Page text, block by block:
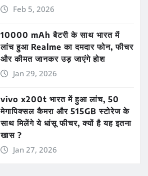
Feb 5, 2026
10000 mAh बैटरी के साथ भारत में
लांच हुआ Realme का दमदार फोन, फीचर
और कीमत जानकर उड़ जाएंगे होश
Jan 29, 2026
vivo x200t भारत में हुआ लांच, 50
मेगापिक्सल कैमरा और 515GB स्टोरेज के
साथ मिलेंगे ये धांसू फीचर, क्यों है यह इतना
खास ?
Jan 27, 2026